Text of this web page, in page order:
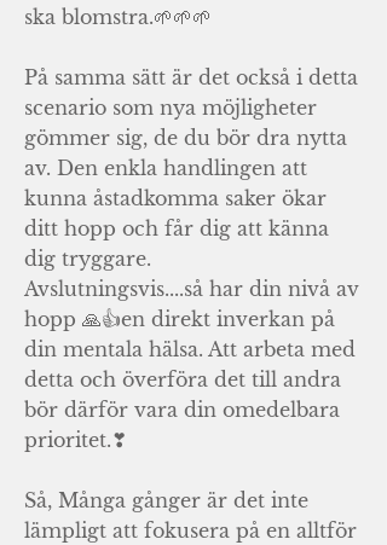
ska blomstra.🌱🌱🌱
På samma sätt är det också i detta
scenario som nya möjligheter
gömmer sig, de du bör dra nytta
av. Den enkla handlingen att
kunna åstadkomma saker ökar
ditt hopp och får dig att känna
dig tryggare.
Avslutningsvis....så har din nivå av
hopp 🙏👍en direkt inverkan på
din mentala hälsa. Att arbeta med
detta och överföra det till andra
bör därför vara din omedelbara
prioritet.❣
Så, Många gånger är det inte
lämpligt att fokusera på en alltför